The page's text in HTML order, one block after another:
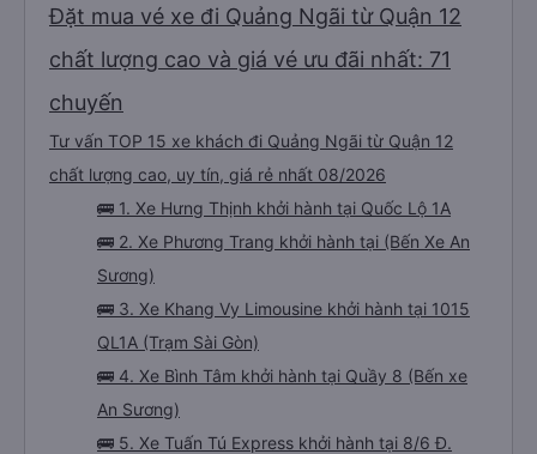
Đặt mua vé xe đi Quảng Ngãi từ Quận 12
chất lượng cao và giá vé ưu đãi nhất: 71
chuyến
Tư vấn TOP 15 xe khách đi Quảng Ngãi từ Quận 12
chất lượng cao, uy tín, giá rẻ nhất 08/2026
🚌 1. Xe Hưng Thịnh khởi hành tại Quốc Lộ 1A
🚌 2. Xe Phương Trang khởi hành tại (Bến Xe An
Sương)
🚌 3. Xe Khang Vy Limousine khởi hành tại 1015
QL1A (Trạm Sài Gòn)
🚌 4. Xe Bình Tâm khởi hành tại Quầy 8 (Bến xe
An Sương)
🚌 5. Xe Tuấn Tú Express khởi hành tại 8/6 Đ.